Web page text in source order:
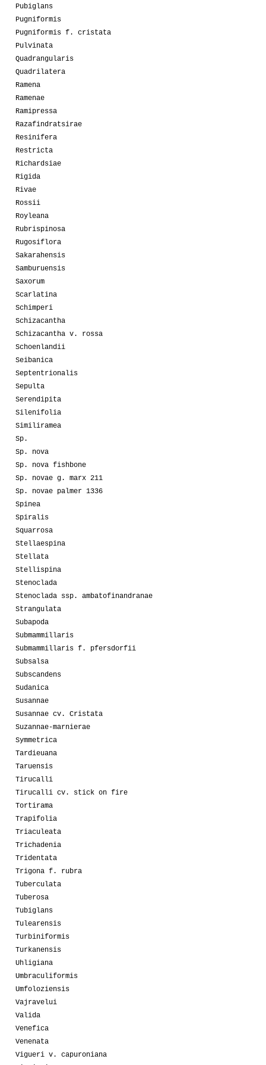
Pubiglans
Pugniformis
Pugniformis f. cristata
Pulvinata
Quadrangularis
Quadrilatera
Ramena
Ramenae
Ramipressa
Razafindratsirae
Resinifera
Restricta
Richardsiae
Rigida
Rivae
Rossii
Royleana
Rubrispinosa
Rugosiflora
Sakarahensis
Samburuensis
Saxorum
Scarlatina
Schimperi
Schizacantha
Schizacantha v. rossa
Schoenlandii
Seibanica
Septentrionalis
Sepulta
Serendipita
Silenifolia
Similiramea
Sp.
Sp. nova
Sp. nova fishbone
Sp. novae g. marx 211
Sp. novae palmer 1336
Spinea
Spiralis
Squarrosa
Stellaespina
Stellata
Stellispina
Stenoclada
Stenoclada ssp. ambatofinandranae
Strangulata
Subapoda
Submammillaris
Submammillaris f. pfersdorfii
Subsalsa
Subscandens
Sudanica
Susannae
Susannae cv. Cristata
Suzannae-marnierae
Symmetrica
Tardieuana
Taruensis
Tirucalli
Tirucalli cv. stick on fire
Tortirama
Trapifolia
Triaculeata
Trichadenia
Tridentata
Trigona f. rubra
Tuberculata
Tuberosa
Tubiglans
Tulearensis
Turbiniformis
Turkanensis
Uhligiana
Umbraculiformis
Umfoloziensis
Vajravelui
Valida
Venefica
Venenata
Vigueri v. capuroniana